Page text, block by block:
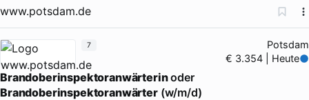
www.potsdam.de
Potsdam
€ 3.354 | Heute
Brandoberinspektoranwärterinoder
Brandoberinspektoranwärter(w/m/d)
7